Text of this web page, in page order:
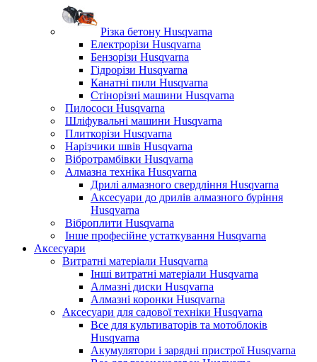
Різка бетону Husqvarna
Електрорізи Husqvarna
Бензорізи Husqvarna
Гідрорізи Husqvarna
Канатні пили Husqvarna
Стінорізні машини Husqvarna
Пилососи Husqvarna
Шліфувальні машини Husqvarna
Плиткорізи Husqvarna
Нарізчики швів Husqvarna
Вібротрамбівки Husqvarna
Алмазна техніка Husqvarna
Дрилі алмазного свердління Husqvarna
Аксесуари до дрилів алмазного буріння
Husqvarna
Віброплити Husqvarna
Інше професійне устаткування Husqvarna
Аксесуари
Витратні матеріали Husqvarna
Інші витратні матеріали Husqvarna
Алмазні диски Husqvarna
Алмазні коронки Husqvarna
Аксесуари для садової техніки Husqvarna
Все для культиваторів та мотоблоків
Husqvarna
Акумулятори і зарядні пристрої Husqvarna